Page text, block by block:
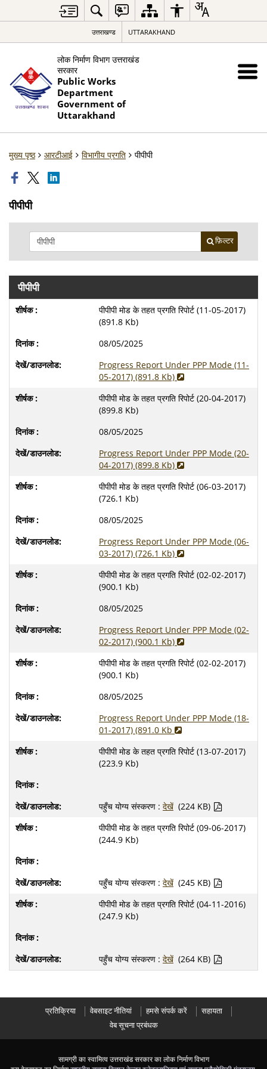
उत्तराखण्ड UTTARAKHAND
लोक निर्माण विभाग उत्तराखंड
सरकार
Public Works
Department
Government of
Uttarakhand
मुख्य पृष्ठ आरटीआई विभागीय प्रगति पीपीपी
पीपीपी
फ़िल्टर
पीपीपी
पीपीपी मोड के तहत प्रगति रिपोर्ट (11-05-2017)
(891.8 Kb)
08/05/2025
Progress Report Under PPP Mode (11-
05-2017) (891.8 Kb)
पीपीपी मोड के तहत प्रगति रिपोर्ट (20-04-2017)
(899.8 Kb)
08/05/2025
Progress Report Under PPP Mode (20-
04-2017) (899.8 Kb)
पीपीपी मोड के तहत प्रगति रिपोर्ट (06-03-2017)
(726.1 Kb)
08/05/2025
Progress Report Under PPP Mode (06-
03-2017) (726.1 Kb)
पीपीपी मोड के तहत प्रगति रिपोर्ट (02-02-2017)
(900.1 Kb)
08/05/2025
Progress Report Under PPP Mode (02-
02-2017) (900.1 Kb)
पीपीपी मोड के तहत प्रगति रिपोर्ट (02-02-2017)
(900.1 Kb)
08/05/2025
Progress Report Under PPP Mode (18-
01-2017) (891.0 Kb
पीपीपी मोड के तहत प्रगति रिपोर्ट (13-07-2017)
(223.9 Kb)
पहुँच योग्य संस्करण : देखें (224 KB)
पीपीपी मोड के तहत प्रगति रिपोर्ट (09-06-2017)
(244.9 Kb)
पहुँच योग्य संस्करण : देखें (245 KB)
पीपीपी मोड के तहत प्रगति रिपोर्ट (04-11-2016)
(247.9 Kb)
पहुँच योग्य संस्करण : देखें (264 KB)
प्रतिक्रिया वेबसाइट नीतियां हमसे संपर्क करें
सहायता
वेब सूचना प्रबंधक
सामग्री का स्वामित्व उत्तराखंड सरकार का लोक निर्माण विभाग